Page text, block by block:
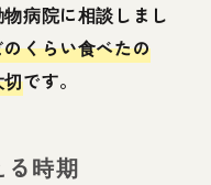
病院に相談しまし
くらい食べたの
切です。
る時期